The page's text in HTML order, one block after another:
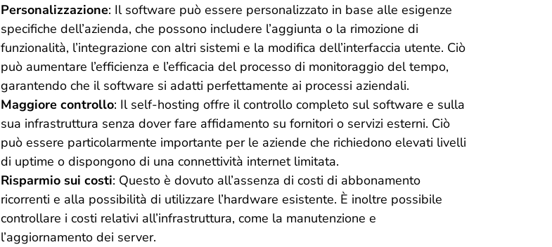
Personalizzazione: Il software può essere personalizzato in base alle esigenze
specifiche dell’azienda, che possono includere l’aggiunta o la rimozione di
funzionalità, l’integrazione con altri sistemi e la modifica dell’interfaccia utente. Ciò
può aumentare l’efficienza e l’efficacia del processo di monitoraggio del tempo,
garantendo che il software si adatti perfettamente ai processi aziendali.
Maggiore controllo: Il self-hosting offre il controllo completo sul software e sulla
sua infrastruttura senza dover fare affidamento su fornitori o servizi esterni. Ciò
può essere particolarmente importante per le aziende che richiedono elevati livelli
di uptime o dispongono di una connettività internet limitata.
Risparmio sui costi: Questo è dovuto all’assenza di costi di abbonamento
ricorrenti e alla possibilità di utilizzare l’hardware esistente. È inoltre possibile
controllare i costi relativi all’infrastruttura, come la manutenzione e
l’aggiornamento dei server.